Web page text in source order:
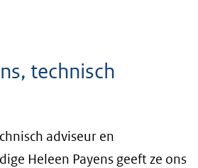
technisch
adviseur en
Heleen Payens geeft ze ons